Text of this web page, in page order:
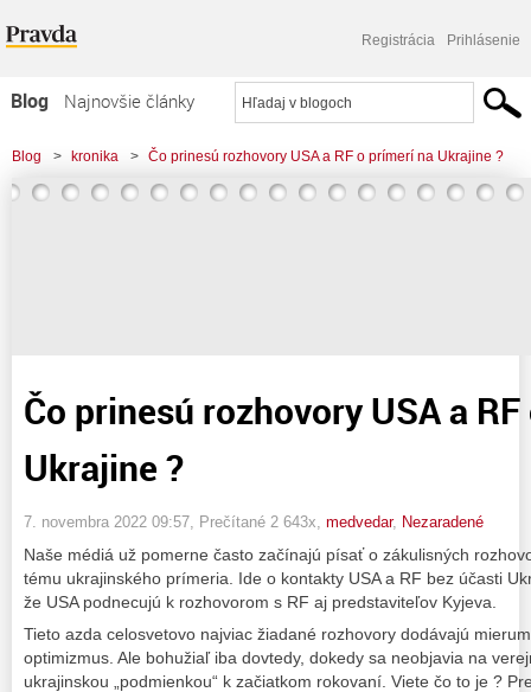
Registrácia Prihlásenie
Blog
Najnovšie články
Najčítanejšie články
Najkomentovanejšie články
Blog > kronika > Čo prinesú rozhovory USA a RF o prímerí na Ukrajine ?
Čo prinesú rozhovory USA a
Ukrajine ?
7. novembra 2022 09:57 , Prečítané 2 643x, medvedar, Nezaradené
Naše médiá už pomerne často začínajú písať o zákulisných
tému ukrajinského prímeria. Ide o kontakty USA a RF bez účasti
že USA podnecujú k rozhovorom s RF aj predstaviteľov Kyjeva.
Tieto azda celosvetovo najviac žiadané rozhovory dodávajú
optimizmus. Ale bohužiaľ iba dovtedy, dokedy sa neobjavia na
ukrajinskou „podmienkou“ k začiatkom rokovaní. Viete čo to je ?